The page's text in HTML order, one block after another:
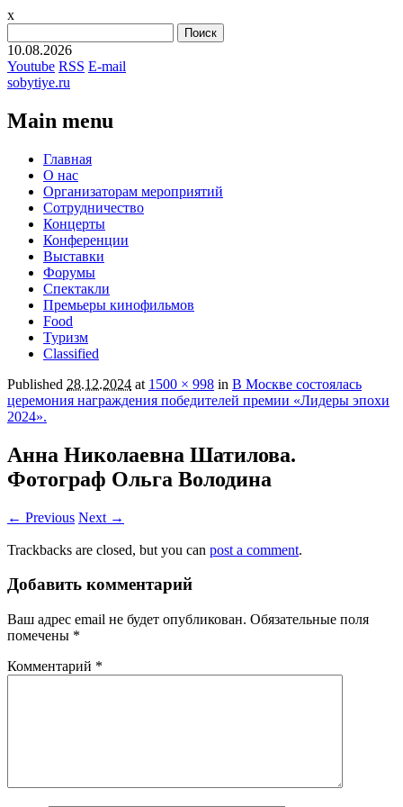
x
10.08.2026
Youtube RSS E-mail
sobytiye.ru
Main menu
Skip
content
Главная
О нас
Организаторам мероприятий
Сотрудничество
Концерты
Конференции
Выставки
Форумы
Спектакли
Премьеры кинофильмов
Food
Туризм
Сlassified
Published 28.12.2024 at 1500 × 998 in В Москве состоялась
церемония награждения победителей премии «Лидеры эпохи
2024».
Анна Николаевна Шатилова.
Фотограф Ольга Володина
← Previous Next →
Trackbacks are closed, but you can post a comment.
Добавить комментарий
Ваш адрес email не будет опубликован. Обязательные поля
помечены *
Комментарий *